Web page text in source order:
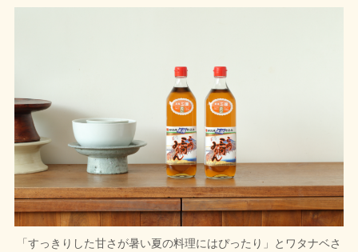
「すっきりした甘さが暑い夏の料理にはぴったり」とワタナベさ